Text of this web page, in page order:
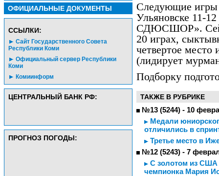
ОФИЦИАЛЬНЫЕ ДОКУМЕНТЫ
CСЫЛКИ:
Сайт Государственного Совета
Республики Коми
Официальный сервер Республики
Коми
Комиинформ
ЦЕНТРАЛЬНЫЙ БАНК РФ:
ПРОГНОЗ ПОГОДЫ:
Следующие игры
Ульяновске 11-
СДЮСШОР».
20 играх,
четвертое место
(лидирует
Подборку
ТАКЖЕ В РУБРИКЕ
№13 (5244) - 10
Медали
отличились в
Третье место в
№12 (5243) - 7
С золотом из США
чемпионка Мария